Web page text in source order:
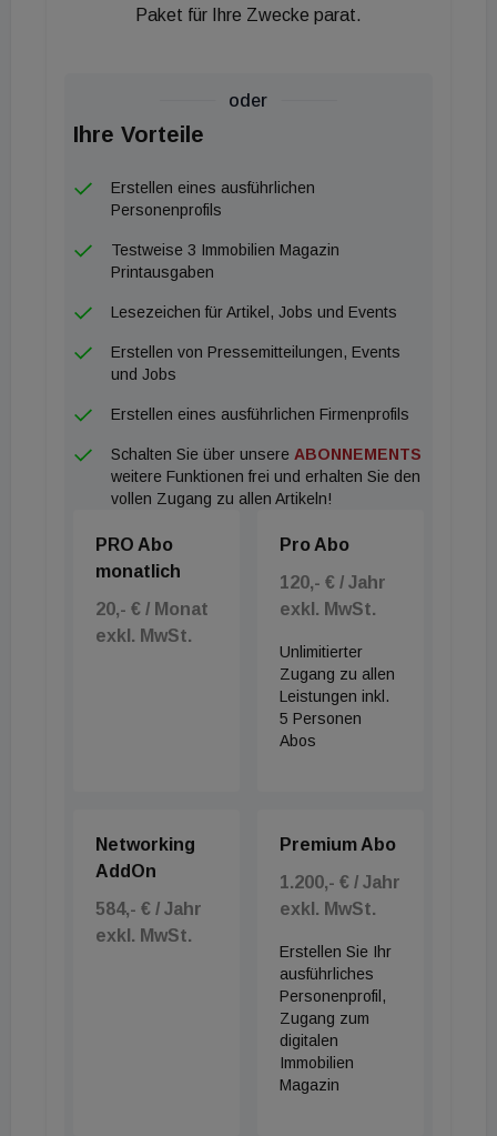
Paket für Ihre Zwecke parat.
oder
Ihre Vorteile
Erstellen eines ausführlichen
Personenprofils
Testweise 3 Immobilien Magazin
Printausgaben
Lesezeichen für Artikel, Jobs und Events
Erstellen von Pressemitteilungen, Events
und Jobs
Erstellen eines ausführlichen Firmenprofils
Schalten Sie über unsere ABONNEMENTS
weitere Funktionen frei und erhalten Sie den
vollen Zugang zu allen Artikeln!
PRO Abo
monatlich
20,- € / Monat
exkl. MwSt.
Pro Abo
120,- € / Jahr
exkl. MwSt.
Unlimitierter
Zugang zu allen
Leistungen inkl.
5 Personen
Abos
Networking
AddOn
584,- € / Jahr
exkl. MwSt.
Premium Abo
1.200,- € / Jahr
exkl. MwSt.
Erstellen Sie Ihr
ausführliches
Personenprofil,
Zugang zum
digitalen
Immobilien
Magazin